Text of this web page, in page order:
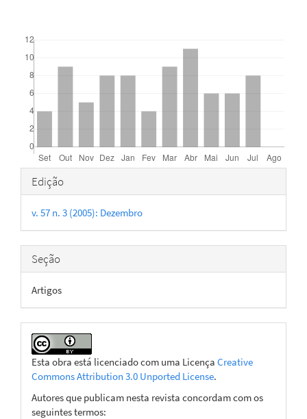
Detalhes
do
artigo
Edição
v. 57 n. 3 (2005): Dezembro
Seção
Artigos
Esta obra está licenciado com uma Licença Creative
Commons Attribution 3.0 Unported License.
Autores que publicam nesta revista concordam com os
seguintes termos: